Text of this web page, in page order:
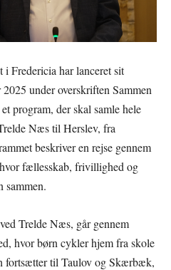
i Fredericia har lanceret sit
under overskriften Sammen
program, der skal samle hele
Næs til Herslev, fra
beskriver en rejse gennem
fællesskab, frivillighed og
sammen.
Trelde Næs, går gennem
hvor børn cykler hjem fra skole
fortsætter til Taulov og Skærbæk,